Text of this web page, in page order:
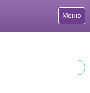
Меню